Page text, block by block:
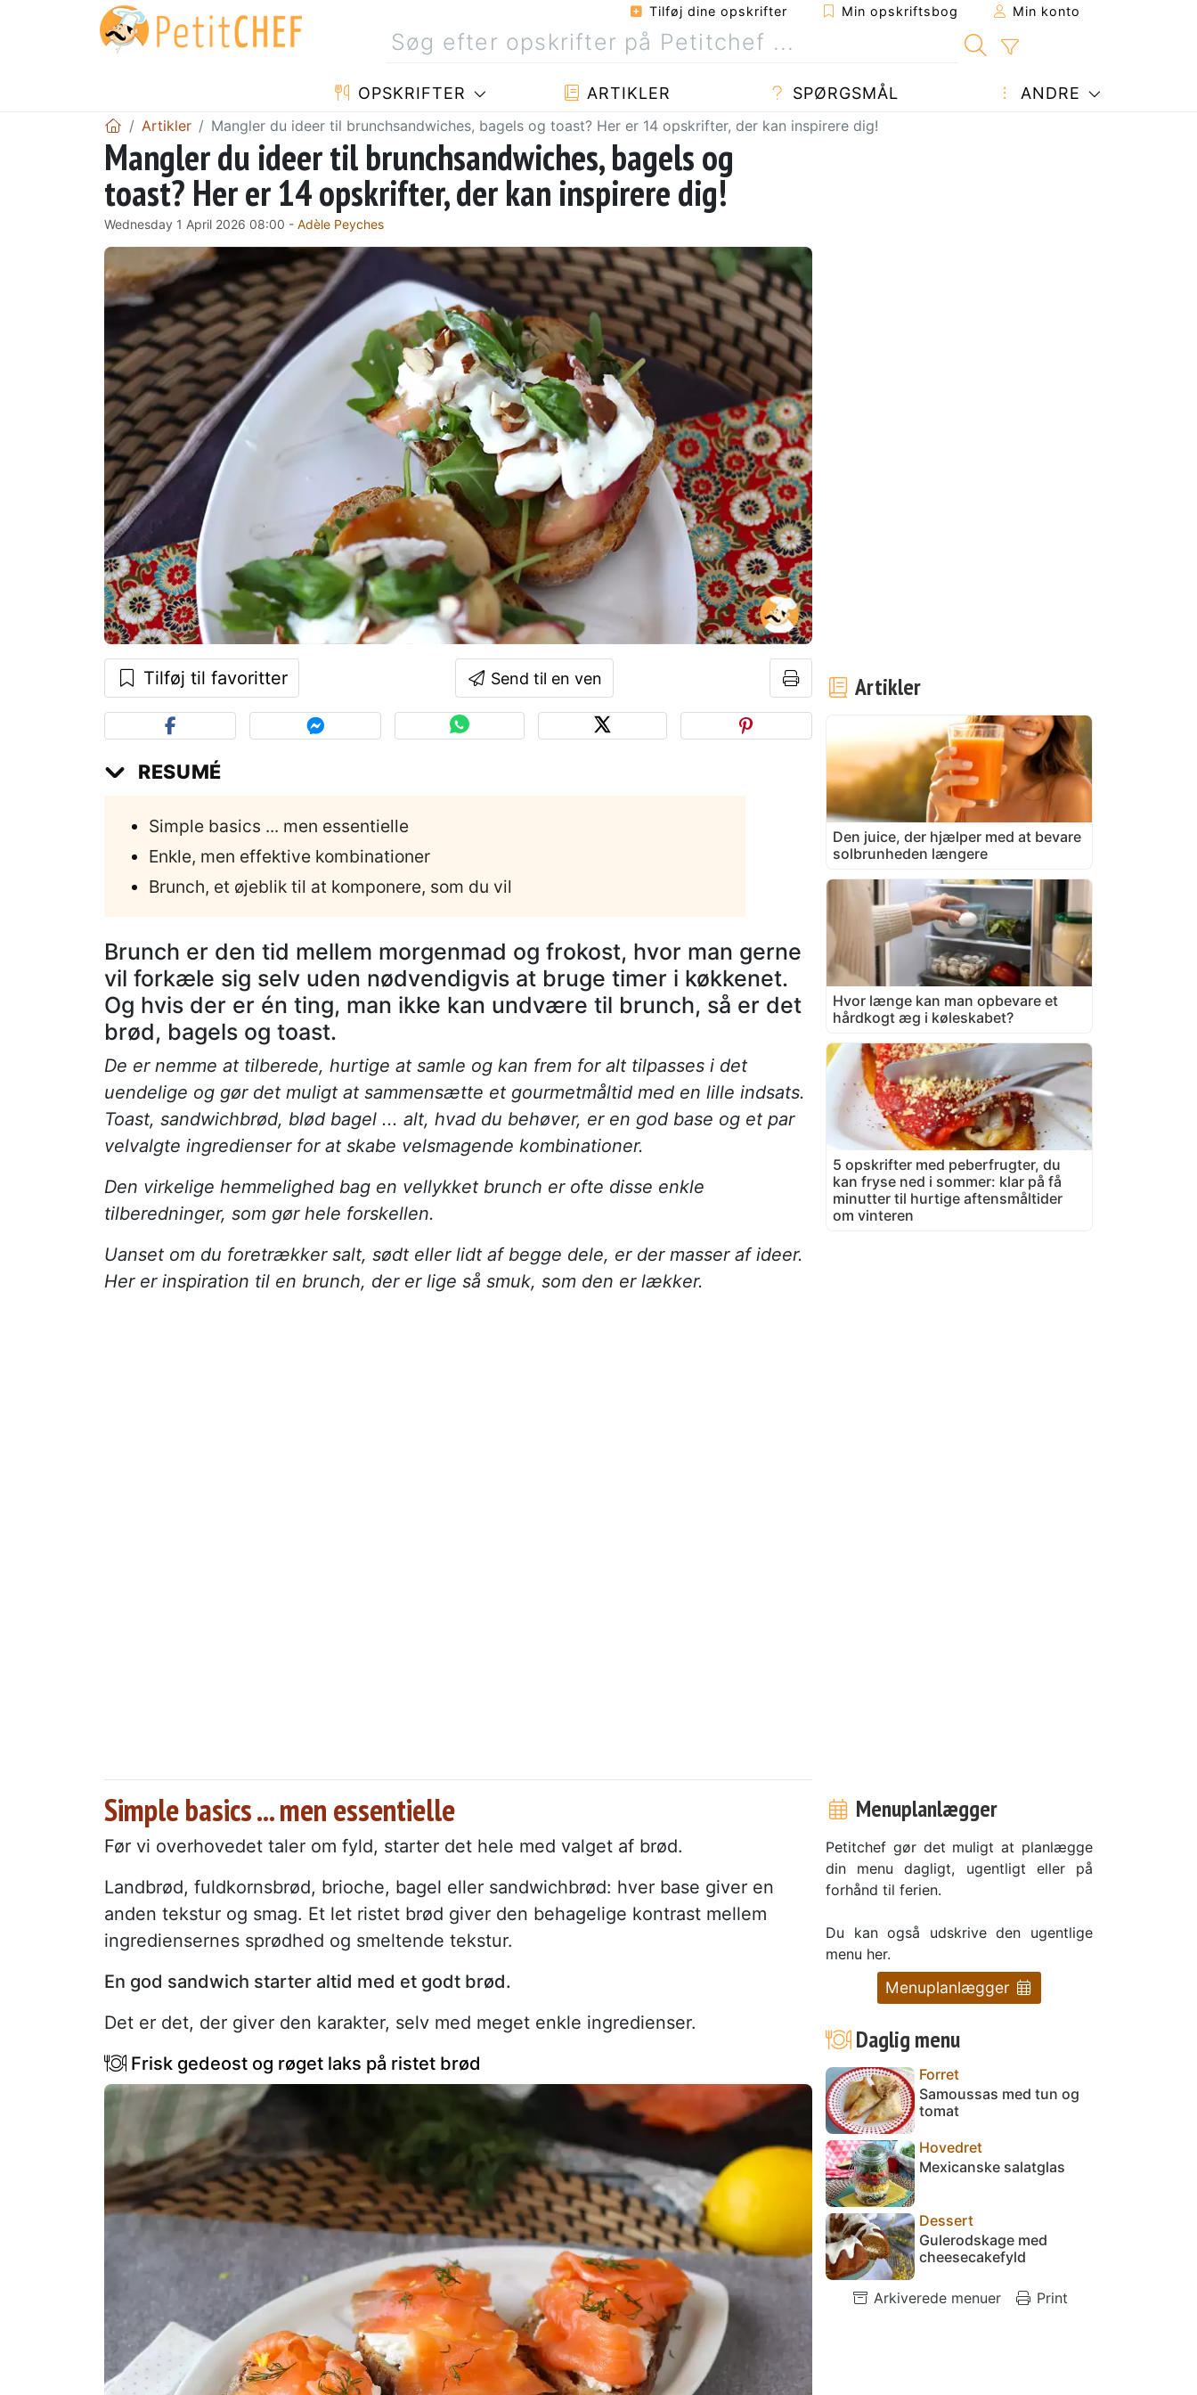
Tilføj dine opskrifter Min opskriftsbog Min konto
OPSKRIFTER ARTIKLER SPØRGSMÅL ANDRE
Artikler Mangler du ideer til brunchsandwiches, bagels og toast? Her er 14 opskrifter, der kan inspirere dig!
Mangler du ideer til brunchsandwiches, bagels og
toast? Her er 14 opskrifter, der kan inspirere dig!
Wednesday 1 April 2026 08:00 - Adèle Peyches
Tilføj til favoritter Send til en ven
RESUMÉ
Simple basics ... men essentielle
Enkle, men effektive kombinationer
Brunch, et øjeblik til at komponere, som du vil
Brunch er den tid mellem morgenmad og frokost, hvor man gerne
vil forkæle sig selv uden nødvendigvis at bruge timer i køkkenet.
Og hvis der er én ting, man ikke kan undvære til brunch, så er det
brød, bagels og toast.
De er nemme at tilberede, hurtige at samle og kan frem for alt tilpasses i det
uendelige og gør det muligt at sammensætte et gourmetmåltid med en lille indsats.
Toast, sandwichbrød, blød bagel ... alt, hvad du behøver, er en god base og et par
velvalgte ingredienser for at skabe velsmagende kombinationer.
Den virkelige hemmelighed bag en vellykket brunch er ofte disse enkle
tilberedninger, som gør hele forskellen.
Uanset om du foretrækker salt, sødt eller lidt af begge dele, er der masser af ideer.
Her er inspiration til en brunch, der er lige så smuk, som den er lækker.
Simple basics ... men essentielle
Før vi overhovedet taler om fyld, starter det hele med valget af brød.
Landbrød, fuldkornsbrød, brioche, bagel eller sandwichbrød: hver base giver en
anden tekstur og smag. Et let ristet brød giver den behagelige kontrast mellem
ingrediensernes sprødhed og smeltende tekstur.
En god sandwich starter altid med et godt brød.
Det er det, der giver den karakter, selv med meget enkle ingredienser.
Frisk gedeost og røget laks på ristet brød
Artikler
Den juice, der hjælper med at bevare
solbrunheden længere
Hvor længe kan man opbevare et
hårdkogt æg i køleskabet?
5 opskrifter med peberfrugter, du
kan fryse ned i sommer: klar på få
minutter til hurtige aftensmåltider
om vinteren
Menuplanlægger
Petitchef gør det muligt at planlægge
din menu dagligt, ugentligt eller på
forhånd til ferien.
Du kan også udskrive den ugentlige
menu her.
Menuplanlægger
Daglig menu
Forret
Samoussas med tun og
tomat
Hovedret
Mexicanske salatglas
Dessert
Gulerodskage med
cheesecakefyld
Arkiverede menuer Print